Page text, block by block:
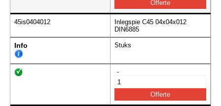
45is0404012
Inlegspie C45 04x04x012
DIN6885
Info Stuks
-